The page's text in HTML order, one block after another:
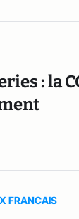
: la
FRANCAIS